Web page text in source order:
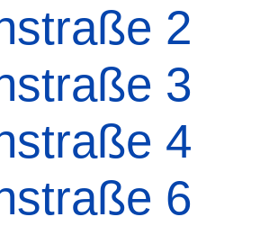
2
3
4
6